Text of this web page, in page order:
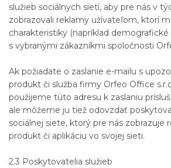
služieb sociálnych sietí, aby pre nás v
zobrazovali reklamy užívateľom, ktorí
charakteristiky (napríklad
s vybranými zákazníkmi spoločnosti
Ak požiadate o zaslanie e-mailu s
produkt či služba firmy Orfeo Office
použijeme túto adresu k zaslaniu
ale môžeme ju tiež odovzdať
sociálnej siete, ktorý pre nás zobrazuje
produkt či aplikáciu vo svojej sieti.
2.3 Poskytovatelia služieb